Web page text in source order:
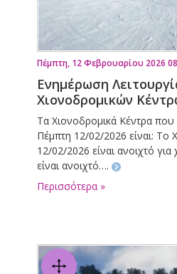
Πέμπτη, 12 Φεβρουαρίου 2026
Ενημέρωση
Χιονοδρομικών
Τα Χιονοδρομικά Κέντρα που
Πέμπτη 12/02/2026 είναι: Το
12/02/2026 είναι ανοιχτό
είναι ανοιχτό….
Περισσότερα »